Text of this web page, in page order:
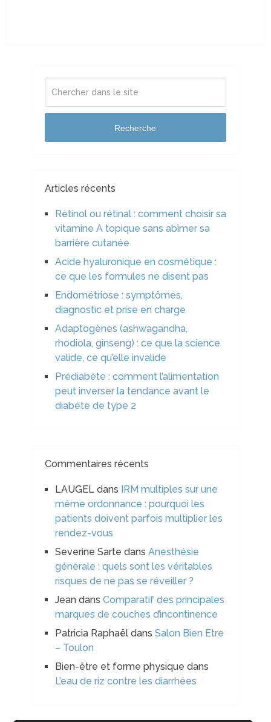
Recherche
Articles récents
Rétinol ou rétinal : comment choisir sa
vitamine A topique sans abîmer sa
barrière cutanée
Acide hyaluronique en cosmétique :
ce que les formules ne disent pas
Endométriose : symptômes,
diagnostic et prise en charge
Adaptogènes (ashwagandha,
rhodiola, ginseng) : ce que la science
valide, ce qu’elle invalide
Prédiabète : comment l’alimentation
peut inverser la tendance avant le
diabète de type 2
Commentaires récents
LAUGELdans
IRM multiples sur une
même ordonnance : pourquoi les
patients doivent parfois multiplier les
rendez-vous
Severine Sarte dans Anesthésie
générale : quels sont les véritables
risques de ne pas se réveiller ?
Jeandans Comparatif des principales
marques de couches d’incontinence
Patricia Raphaëldans Salon Bien Etre
– Toulon
Bien-être et forme physique dans
L’eau de riz contre les diarrhées